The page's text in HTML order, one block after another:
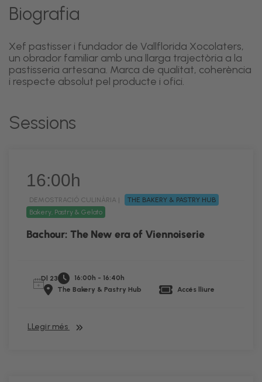
Biografia
Xef pastisser i fundador de Vallflorida Xocolaters,
un obrador familiar amb una llarga trajectòria a la
pastisseria artesana. Marca de qualitat, coherència
i respecte absolut pel producte i ofici.
Sessions
16:00h
DEMOSTRACIÓ CULINÀRIA |
THE BAKERY & PASTRY HUB
Bakery, Pastry & Gelato
Bachour: The New era of Viennoiserie
Dl 23
16:00h - 16:40h
The Bakery & Pastry Hub
Accés lliure
LLegir més